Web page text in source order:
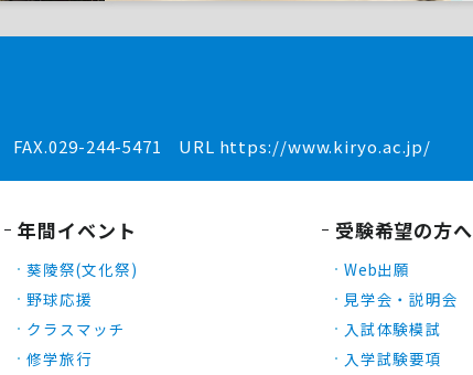
FAX.029-244-5471 URL https://www.kiryo.ac.jp/
年間イベント
葵陵祭(文化祭)
野球応援
クラスマッチ
修学旅行
受験希望の方へ
Web出願
見学会・説明会
入試体験模試
入学試験要項